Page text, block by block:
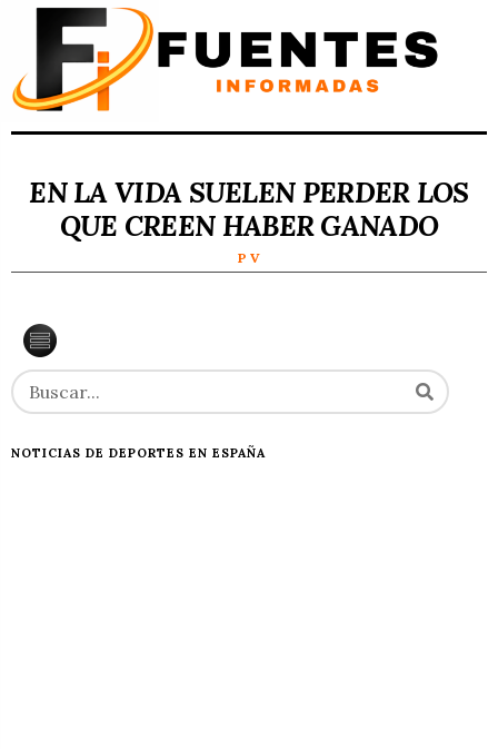
EN LA VIDA SUELEN PERDER LOS
QUE CREEN HABER GANADO
P V
NOTICIAS DE DEPORTES EN ESPAÑA